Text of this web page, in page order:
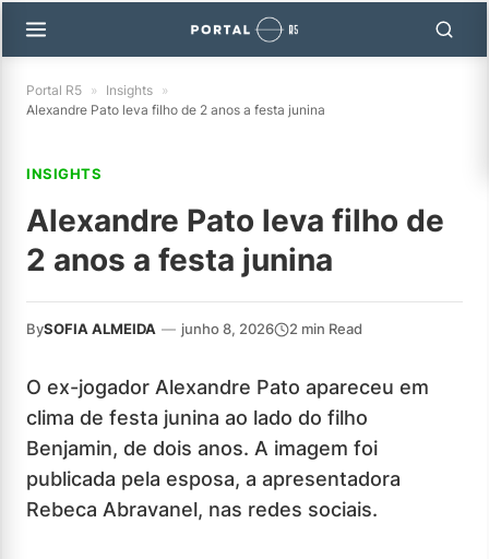
Portal R5 » Insights »
Alexandre Pato leva filho de 2 anos a festa junina
INSIGHTS
Alexandre Pato leva filho de
2 anos a festa junina
BySOFIA ALMEIDA — junho 8, 2026 2 min Read
O ex-jogador Alexandre Pato apareceu em
clima de festa junina ao lado do filho
Benjamin, de dois anos. A imagem foi
publicada pela esposa, a apresentadora
Rebeca Abravanel, nas redes sociais.